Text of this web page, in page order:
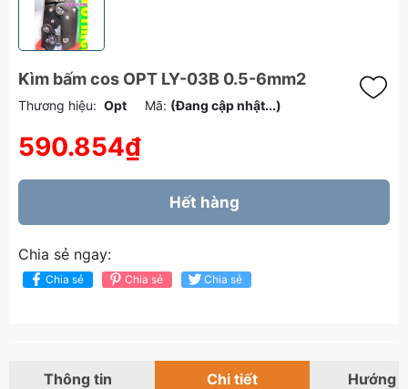
Kìm bấm cos OPT LY-03B 0.5-6mm2
Thương hiệu: Opt Mã: (Đang cập nhật...)
590.854₫
Hết hàng
Chia sẻ ngay:
Chia sẻ Chia sẻ Chia sẻ
Thông tin Chi tiết Hướng